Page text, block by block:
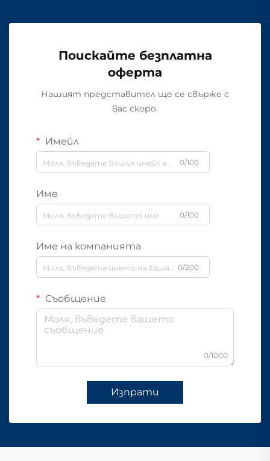
Поискайте безплатна
оферта
Нашият представител ще се свърже с
вас скоро.
Имейл
0/100
Име
0/100
Име на компанията
0/200
Съобщение
0/1000
Изпрати